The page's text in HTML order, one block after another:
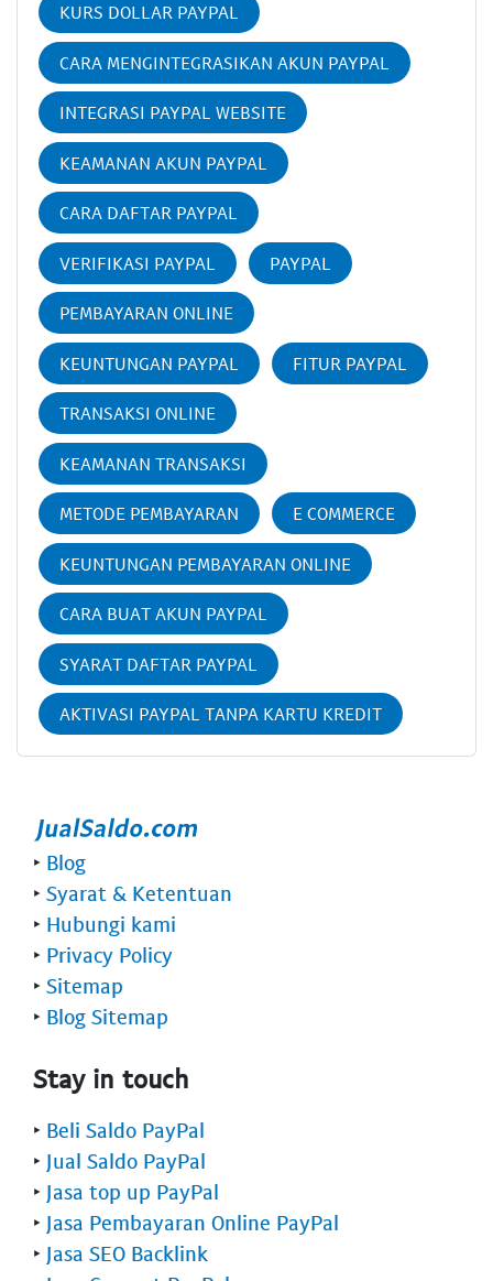
KURS DOLLAR PAYPAL
CARA MENGINTEGRASIKAN AKUN PAYPAL
INTEGRASI PAYPAL WEBSITE
KEAMANAN AKUN PAYPAL
CARA DAFTAR PAYPAL
VERIFIKASI PAYPAL PAYPAL
PEMBAYARAN ONLINE
KEUNTUNGAN PAYPAL FITUR PAYPAL
TRANSAKSI ONLINE
KEAMANAN TRANSAKSI
METODE PEMBAYARAN E COMMERCE
KEUNTUNGAN PEMBAYARAN ONLINE
CARA BUAT AKUN PAYPAL
SYARAT DAFTAR PAYPAL
AKTIVASI PAYPAL TANPA KARTU KREDIT
‣ Blog
‣ Syarat & Ketentuan
‣ Hubungi kami
‣ Privacy Policy
‣ Sitemap
‣ Blog Sitemap
Stay in touch
‣ Beli Saldo PayPal
‣ Jual Saldo PayPal
‣ Jasa top up PayPal
‣ Jasa Pembayaran Online PayPal
‣ Jasa SEO Backlink